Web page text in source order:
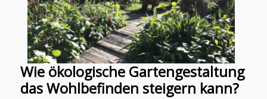
Wie ökologische Gartengestaltung
das Wohlbefinden steigern kann?